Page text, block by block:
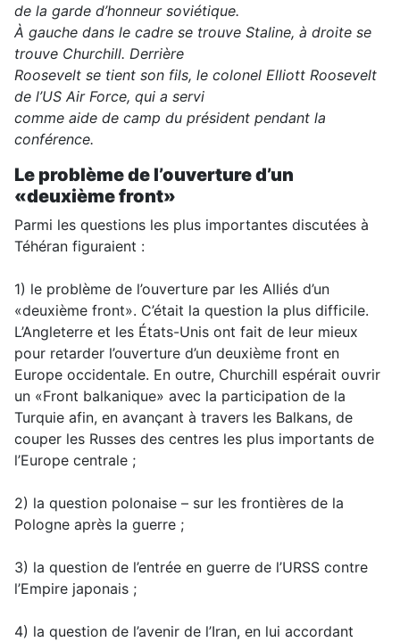
de la garde d’honneur soviétique.
À gauche dans le cadre se trouve Staline, à droite se
trouve Churchill. Derrière
Roosevelt se tient son fils, le colonel Elliott Roosevelt
de l’US Air Force, qui a servi
comme aide de camp du président pendant la
conférence.
Le problème de l’ouverture d’un
«deuxième front»
Parmi les questions les plus importantes discutées à
Téhéran figuraient :
1) le problème de l’ouverture par les Alliés d’un
«deuxième front». C’était la question la plus difficile.
L’Angleterre et les États-Unis ont fait de leur mieux
pour retarder l’ouverture d’un deuxième front en
Europe occidentale. En outre, Churchill espérait ouvrir
un «Front balkanique» avec la participation de la
Turquie afin, en avançant à travers les Balkans, de
couper les Russes des centres les plus importants de
l’Europe centrale ;
2) la question polonaise – sur les frontières de la
Pologne après la guerre ;
3) la question de l’entrée en guerre de l’URSS contre
l’Empire japonais ;
4) la question de l’avenir de l’Iran, en lui accordant